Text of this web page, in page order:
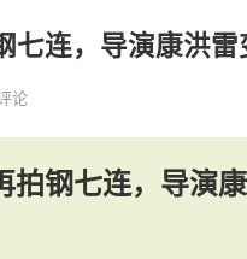
七连，导演康洪
论
拍钢七连，导演